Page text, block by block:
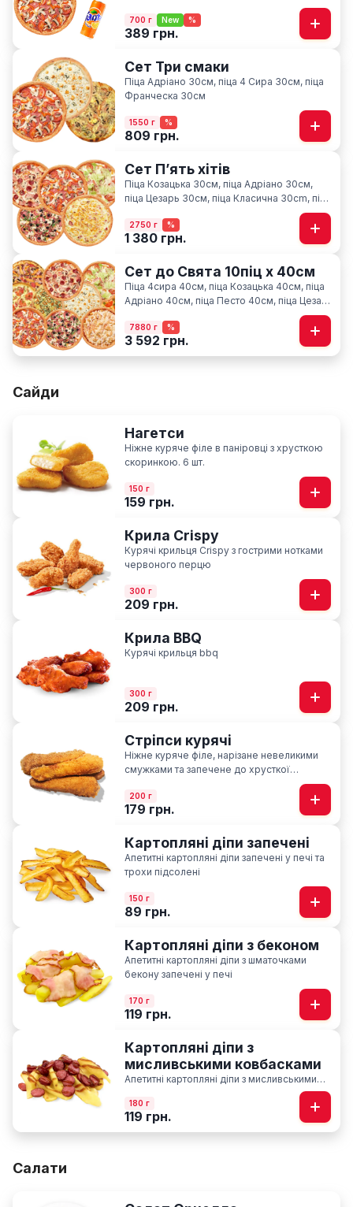
700 г New %
389 грн.
Сет Три смаки
Піца Адріано 30см, піца 4 Сира 30см, піца
Франческа 30см
1550 г %
809 грн.
Сет Пʼять хітів
Піца Козацька 30см, піца Адріано 30см,
піца Цезарь 30см, піца Класична 30cm, піца
2750 г %
1 380 грн.
Сет до Свята 10піц х 40см
Піца 4сира 40см, піца Козацька 40см, піца
Адріано 40см, піца Песто 40см, піца Цезар
40см, піца Гавайська 40см, піца Фелічіта
40см, піца Класична 40см, піца М'ясна
40см, піца По-Київськи 40см
7880 г %
3 592 грн.
Сайди
Нагетси
Ніжне куряче філе в паніровці з хрусткою
скоринкою. 6 шт.
150 г
159 грн.
Крила Crispy
Курячі крильця Crispy з гострими нотками
червоного перцю
300 г
209 грн.
Крила BBQ
Курячі крильця bbq
300 г
209 грн.
Стріпси курячі
Ніжне куряче філе, нарізане невеликими
смужками та запечене до хрусткої
200 г
179 грн.
Картопляні діпи запечені
Апетитні картопляні діпи запечені у печі та
трохи підсолені
150 г
89 грн.
Картопляні діпи з беконом
Апетитні картопляні діпи з шматочками
бекону запечені у печі
170 г
119 грн.
Картопляні діпи з
мисливськими ковбасками
Апетитні картопляні діпи з мисливськими
ковбасками запечені у печі із соусом BBQ
180 г
119 грн.
Салати